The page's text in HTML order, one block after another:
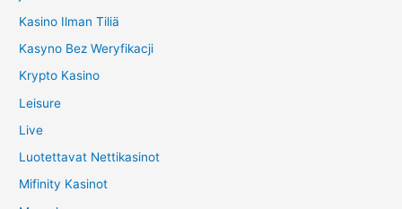
Kasino Ilman Tiliä
Kasyno Bez Weryfikacji
Krypto Kasino
Leisure
Live
Luotettavat Nettikasinot
Mifinity Kasinot